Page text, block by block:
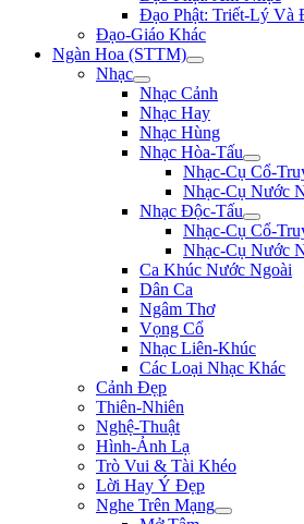
Đạo Phật: Triết-Lý Và
Đạo-Giáo Khác
Ngàn Hoa (STTM)
Nhạc
Nhạc Cảnh
Nhạc Hay
Nhạc Hùng
Nhạc Hòa-Tấu
Nhạc-Cụ Cổ-
Nhạc-Cụ Nước
Nhạc Độc-Tấu
Nhạc-Cụ Cổ-
Nhạc-Cụ Nước
Ca Khúc Nước Ngoài
Dân Ca
Ngâm Thơ
Vọng Cổ
Nhạc Liên-Khúc
Các Loại Nhạc Khác
Cảnh Đẹp
Thiên-Nhiên
Nghệ-Thuật
Hình-Ảnh Lạ
Trò Vui & Tài Khéo
Lời Hay Ý Đẹp
Nghe Trên Mạng